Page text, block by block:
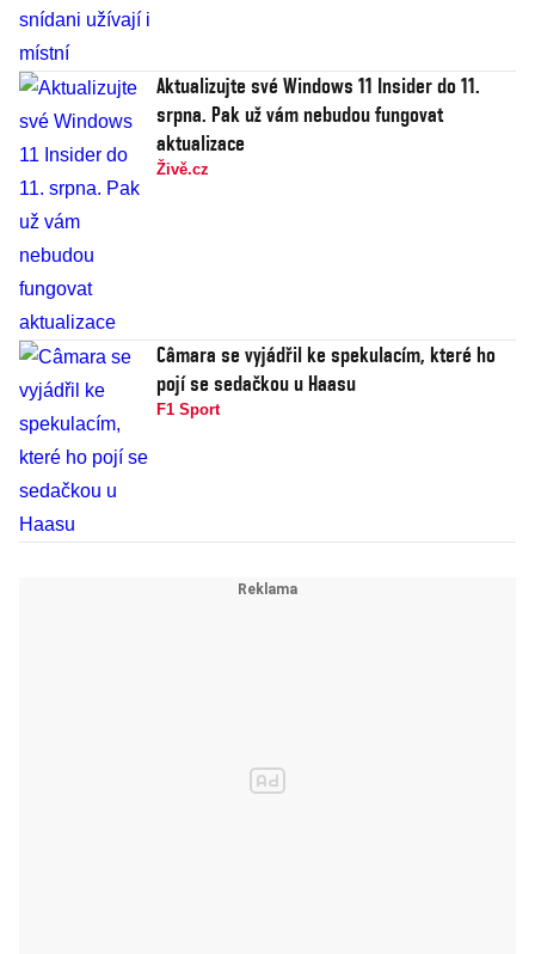
Aktualizujte své Windows 11 Insider do 11.
srpna. Pak už vám nebudou fungovat
aktualizace
Živě.cz
Câmara se vyjádřil ke spekulacím, které ho
pojí se sedačkou u Haasu
F1 Sport